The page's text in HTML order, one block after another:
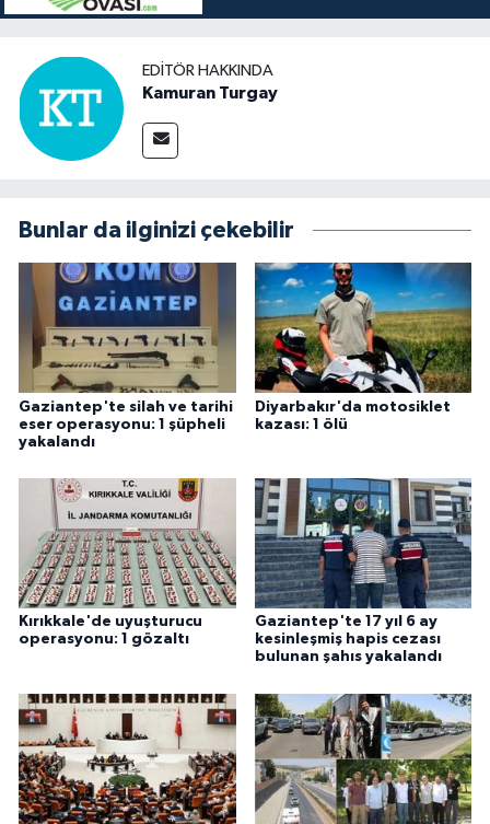
EDITÖR HAKKINDA
Kamuran Turgay
Bunlar da ilginizi çekebilir
Gaziantep'te silah ve tarihi
eser operasyonu: 1 şüpheli
yakalandı
Diyarbakır'da motosiklet
kazası: 1 ölü
Kırıkkale'de uyuşturucu
operasyonu: 1 gözaltı
Gaziantep'te 17 yıl 6 ay
kesinleşmiş hapis cezası
bulunan şahıs yakalandı